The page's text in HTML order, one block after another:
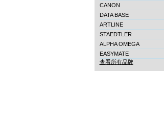
CANON
DATA BASE
ARTLINE
STAEDTLER
ALPHA OMEGA
EASYMATE
查看所有品牌